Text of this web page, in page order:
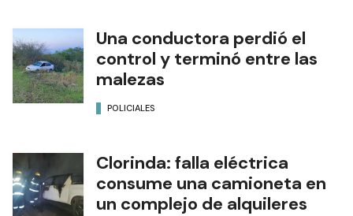
Una conductora perdió el
control y terminó entre las
malezas
POLICIALES
Clorinda: falla eléctrica
consume una camioneta en
un complejo de alquileres